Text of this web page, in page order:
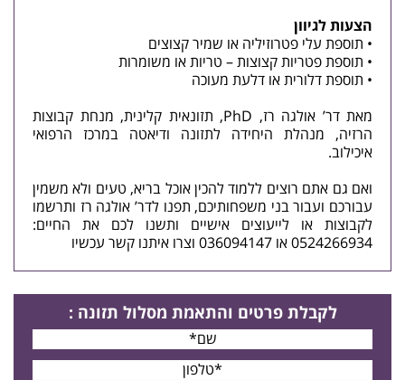
הצעות לגיוון
• תוספת עלי פטרוזיליה או שמיר קצוצים
• תוספת פטריות קצוצות – טריות או משומרות
• תוספת דלורית או דלעת מעוכה
מאת דר’ אולגה רז, PhD, תזונאית קלינית, מנחת קבוצות
הרזיה, מנהלת היחידה לתזונה ודיאטה במרכז הרפואי
איכילוב.
ואם גם אתם רוצים ללמוד להכין אוכל בריא, טעים ולא משמין
עבורכם ועבור בני משפחותיכם, תפנו לדר’ אולגה רז ותרשמו
לקבוצות או לייעוצים אישיים ותשנו לכם את החיים:
0524266934 או 036094147 ו
צרו איתנו קשר עכשיו
לקבלת פרטים והתאמת מסלול תזונה :